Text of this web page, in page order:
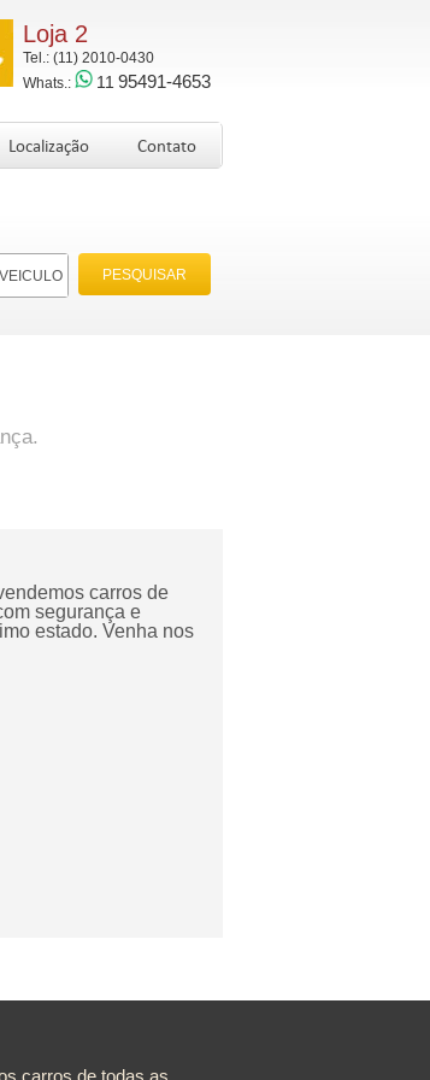
Loja 2
Tel.: (11) 2010-0430
Whats.:
11 95491-4653
Localização Contato
carros de
segurança e
estado. Venha nos
carros de todas as